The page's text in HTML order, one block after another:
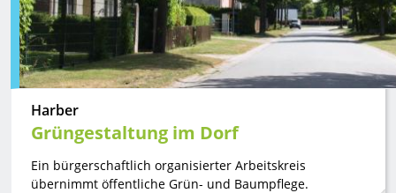
Harber
Grüngestaltung im Dorf
Ein bürgerschaftlich organisierter Arbeitskreis
übernimmt öffentliche Grün- und Baumpflege.